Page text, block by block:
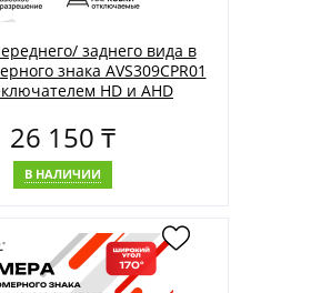
заднего вида в
знака AVS309CPR01
HD и AHD
26 150 ₸
В НАЛИЧИИ